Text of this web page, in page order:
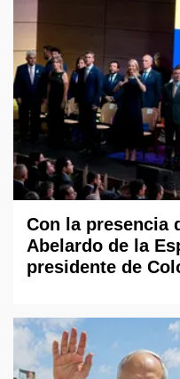
Con la presencia
Abelardo de la
presidente de